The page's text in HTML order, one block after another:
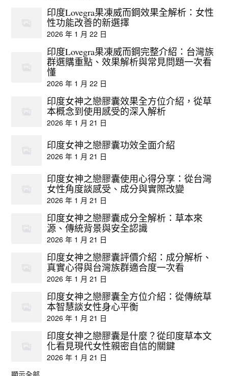
印度Lovegra果凍威而鋼效果全解析：女性
性功能改善的新選擇
2026 年 1 月 22 日
印度Lovegra果凍威而鋼完整介紹：台灣族
群選購重點、效果解析與常見問題一次看
懂
2026 年 1 月 22 日
印度女神之戀膠囊效果全方位介紹，從草
本概念到使用感受的深入解析
2026 年 1 月 21 日
印度女神之戀膠囊功效全面介紹
2026 年 1 月 21 日
印度女神之戀膠囊使用心得分享：從台灣
女性角度談感受、成分與實際改變
2026 年 1 月 21 日
印度女神之戀膠囊成分全解析：草本來
源、傳統背景與安全認識
2026 年 1 月 21 日
印度女神之戀膠囊評價介紹：成分解析、
真實心得與台灣族群適合度一次看
2026 年 1 月 21 日
印度女神之戀膠囊全方位介紹：從傳統草
本智慧談女性身心平衡
2026 年 1 月 21 日
印度女神之戀膠囊是什麼？從印度草本文
化看見現代女性親密自信的關鍵
2026 年 1 月 21 日
顯示全部